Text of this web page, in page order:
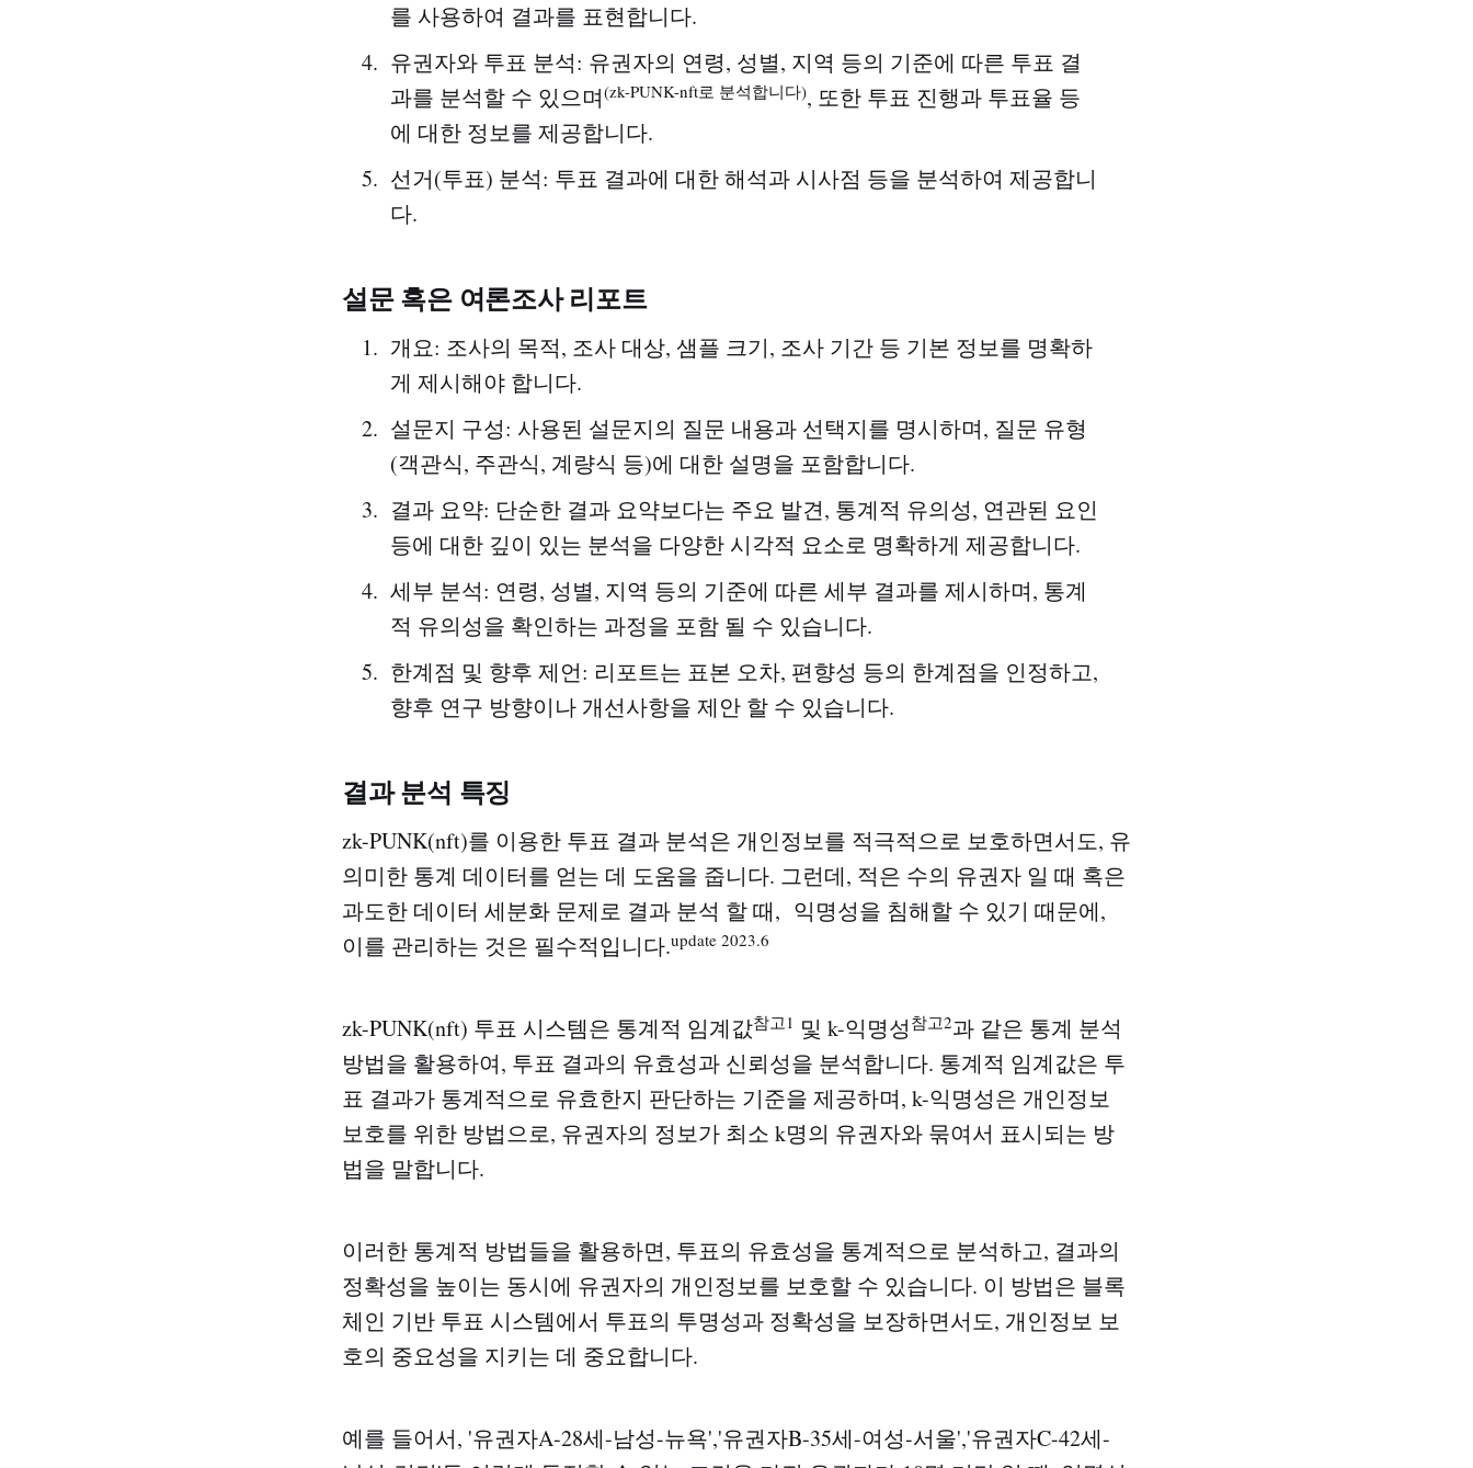
를 사용하여 결과를 표현합니다.
유권자와 투표 분석: 유권자의 연령, 성별, 지역 등의 기준에 따른 투표 결
과를 분석할 수 있으며(zk-PUNK-nft로 분석합니다), 또한 투표 진행과 투표율 등
에 대한 정보를 제공합니다.
선거(투표) 분석: 투표 결과에 대한 해석과 시사점 등을 분석하여 제공합니
다.
설문 혹은 여론조사 리포트
개요: 조사의 목적, 조사 대상, 샘플 크기, 조사 기간 등 기본 정보를 명확하
게 제시해야 합니다.
설문지 구성: 사용된 설문지의 질문 내용과 선택지를 명시하며, 질문 유형
(객관식, 주관식, 계량식 등)에 대한 설명을 포함합니다.
결과 요약: 단순한 결과 요약보다는 주요 발견, 통계적 유의성, 연관된 요인
등에 대한 깊이 있는 분석을 다양한 시각적 요소로 명확하게 제공합니다.
세부 분석: 연령, 성별, 지역 등의 기준에 따른 세부 결과를 제시하며, 통계
적 유의성을 확인하는 과정을 포함 될 수 있습니다.
한계점 및 향후 제언: 리포트는 표본 오차, 편향성 등의 한계점을 인정하고,
향후 연구 방향이나 개선사항을 제안 할 수 있습니다.
결과 분석 특징
zk-PUNK(nft)를 이용한 투표 결과 분석은 개인정보를 적극적으로 보호하면서도, 유
의미한 통계 데이터를 얻는 데 도움을 줍니다. 그런데, 적은 수의 유권자 일 때 혹은
과도한 데이터 세분화 문제로 결과 분석 할 때, 익명성을 침해할 수 있기 때문에,
이를 관리하는 것은 필수적입니다.update 2023.6
zk-PUNK(nft) 투표 시스템은 통계적 임계값참고1 및 k-익명성 참고2과 같은 통계 분석
방법을 활용하여, 투표 결과의 유효성과 신뢰성을 분석합니다. 통계적 임계값은 투
표 결과가 통계적으로 유효한지 판단하는 기준을 제공하며, k-익명성은 개인정보
보호를 위한 방법으로, 유권자의 정보가 최소 k명의 유권자와 묶여서 표시되는 방
법을 말합니다.
이러한 통계적 방법들을 활용하면, 투표의 유효성을 통계적으로 분석하고, 결과의
정확성을 높이는 동시에 유권자의 개인정보를 보호할 수 있습니다. 이 방법은 블록
체인 기반 투표 시스템에서 투표의 투명성과 정확성을 보장하면서도, 개인정보 보
호의 중요성을 지키는 데 중요합니다.
예를 들어서, '유권자A-28세-남성-뉴욕','유권자B-35세-여성-서울','유권자C-42세-